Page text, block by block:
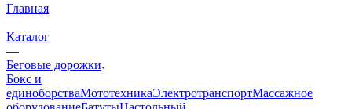
Главная
—
Каталог
—
Беговые дорожки
Бокс и
единоборстваМототехникаЭлектротранспортМассажное